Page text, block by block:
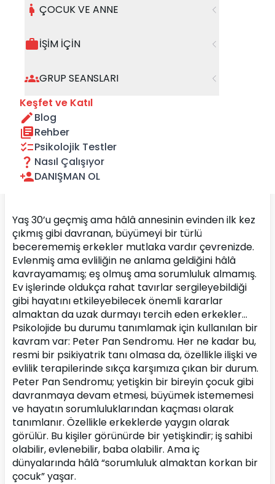
ÇOCUK VE ANNE
İŞİM İÇİN
GRUP SEANSLARI
Keşfet ve Katıl
Blog
Rehber
Psikolojik Testler
Nasıl Çalışıyor
DANIŞMAN OL
Yaş 30’u geçmiş ama hâlâ annesinin evinden ilk kez
çıkmış gibi davranan, büyümeyi bir türlü
becerememiş erkekler mutlaka vardır çevrenizde.
Evlenmiş ama evliliğin ne anlama geldiğini hâlâ
kavrayamamış; eş olmuş ama sorumluluk almamış.
Ev işlerinde oldukça rahat tavırlar sergileyebildiği
gibi hayatını etkileyebilecek önemli kararlar
almaktan da uzak durmayı tercih eden erkekler…
Psikolojide bu durumu tanımlamak için kullanılan bir
kavram var: Peter Pan Sendromu. Her ne kadar bu,
resmi bir psikiyatrik tanı olmasa da, özellikle ilişki ve
evlilik terapilerinde sıkça karşımıza çıkan bir durum.
Peter Pan Sendromu; yetişkin bir bireyin çocuk gibi
davranmaya devam etmesi, büyümek istememesi
ve hayatın sorumluluklarından kaçması olarak
tanımlanır. Özellikle erkeklerde yaygın olarak
görülür. Bu kişiler görünürde bir yetişkindir; iş sahibi
olabilir, evlenebilir, baba olabilir. Ama iç
dünyalarında hâlâ “sorumluluk almaktan korkan bir
çocuk” yaşar.